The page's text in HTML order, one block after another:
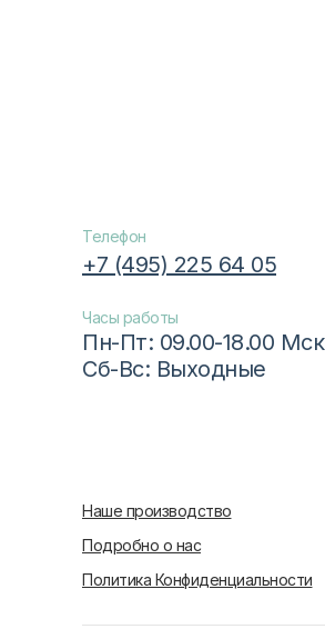
Телефон
+7 (495) 225 64 05
Часы работы
Пн-Пт: 09.00-18.00 Мск
Сб-Вс: Выходные
Наше производство
Подробно о нас
Политика Конфиденциальности